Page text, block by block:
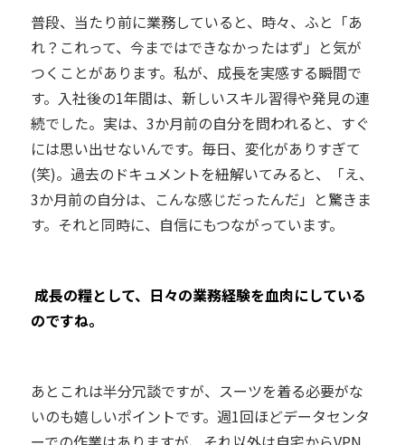
普段、当たり前に業務していると、時々、ふと「あ
れ？これって、今まではできなかったはず」と気が
つくことがあります。私が、成長を実感する瞬間で
す。入社後の1年間は、新しいスキル習得や発見の連
続でした。実は、3か月前の自分を問われると、すぐ
には思い出せないんです。毎日、変化がありすぎて
(笑)。過去のドキュメントを紐解いてみると、「え、
3か月前の自分は、こんな感じだったんだ」と驚きま
す。それと同時に、自信にもつながっています。
―― 成長の糧として、日々の業務経験を血肉にしている
のですね。
あとこれは半分冗談ですが、スーツを着る必要がな
いのも嬉しいポイントです。週1回ほどデータセンタ